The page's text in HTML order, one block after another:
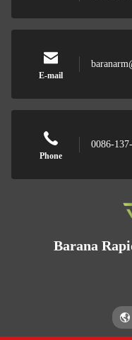
E-mail
Phone
0086-
Barana